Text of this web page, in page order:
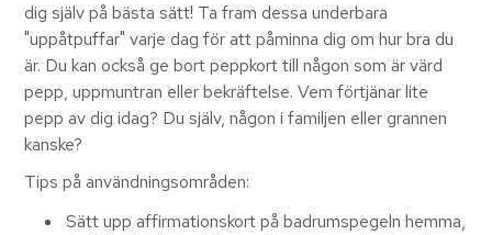
dig själv på bästa sätt! Ta fram dessa underbara
"uppåtpuffar" varje dag för att påminna dig om hur bra du
är. Du kan också ge bort peppkort till någon som är värd
pepp, uppmuntran eller bekräftelse. Vem förtjänar lite
pepp av dig idag? Du själv, någon i familjen eller grannen
kanske?
Tips på användningsområden:
Sätt upp affirmationskort på badrumspegeln hemma,